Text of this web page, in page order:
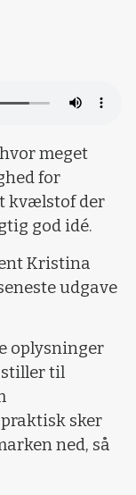
meget
for
kvælstof der
god idé.
Kristina
udgave
oplysninger
stiller til
sker
ned, så